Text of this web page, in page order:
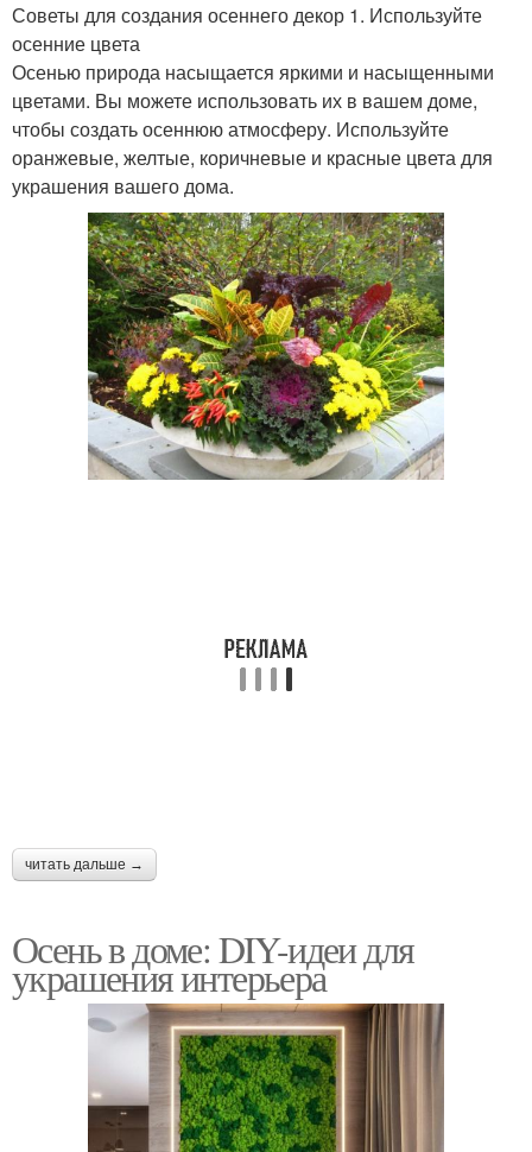
Советы для создания осеннего декор 1. Используйте
осенние цвета
Осенью природа насыщается яркими и насыщенными
цветами. Вы можете использовать их в вашем доме,
чтобы создать осеннюю атмосферу. Используйте
оранжевые, желтые, коричневые и красные цвета для
украшения вашего дома.
читать дальше →
Осень в доме: DIY-идеи для
украшения интерьера